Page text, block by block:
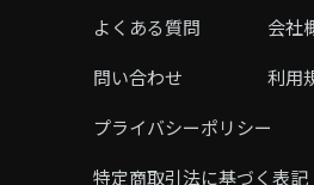
よくある質問
会社
問い合わせ
利用
プライバシーポリシー
特定商取引法に基づく表記